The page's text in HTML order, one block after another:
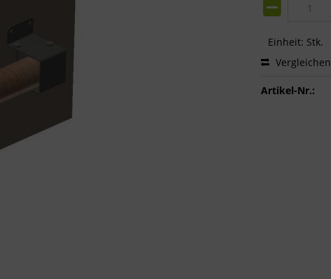
Einheit: Stk.
Vergleichen
Artikel-Nr.: